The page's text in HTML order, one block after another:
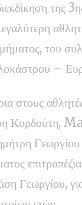
της
του
–
στους
Κορδούτη,
Γεωργίου
Γεωργίου,